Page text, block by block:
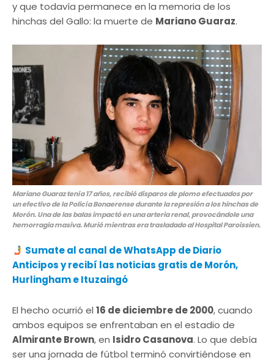
y que todavía permanece en la memoria de los
hinchas del Gallo: la muerte de Mariano Guaraz.
Mariano Guaraz tenía 17 años, recibió disparos de plomo efectuados por
un efectivo de la Policía Bonaerense durante la represión a los hinchas de
Morón. Una de las balas impactó en una arteria renal, provocándole una
hemorragia masiva. Murió mientras era trasladado al Hospital Paroissien.
Sumate al canal de WhatsApp de Diario
Anticipos y recibí las noticias gratis de Morón,
Hurlingham e Ituzaingó
El hecho ocurrió el 16 de diciembre de 2000, cuando
ambos equipos se enfrentaban en el estadio de
Almirante Brown, en Isidro Casanova. Lo que debía
ser una jornada de fútbol terminó convirtiéndose en